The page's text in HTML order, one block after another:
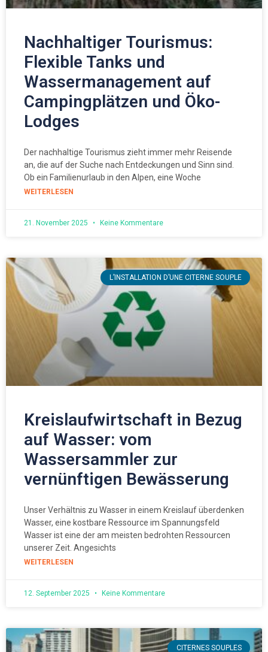
Nachhaltiger Tourismus:
Flexible Tanks und
Wassermanagement auf
Campingplätzen und Öko-
Lodges
Der nachhaltige Tourismus zieht immer mehr Reisende
an, die auf der Suche nach Entdeckungen und Sinn sind.
Ob ein Familienurlaub in den Alpen, eine Woche
WEITERLESEN
21. November 2025 Keine Kommentare
L’INSTALLATION D’UNE CITERNE SOUPLE
Kreislaufwirtschaft in Bezug
auf Wasser: vom
Wassersammler zur
vernünftigen Bewässerung
Unser Verhältnis zu Wasser in einem Kreislauf überdenken
Wasser, eine kostbare Ressource im Spannungsfeld
Wasser ist eine der am meisten bedrohten Ressourcen
unserer Zeit. Angesichts
WEITERLESEN
12. September 2025 Keine Kommentare
CITERNES SOUPLES